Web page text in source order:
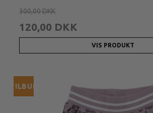
300,00 DKK
120,00 DKK
VIS PRODUKT
TILBUD